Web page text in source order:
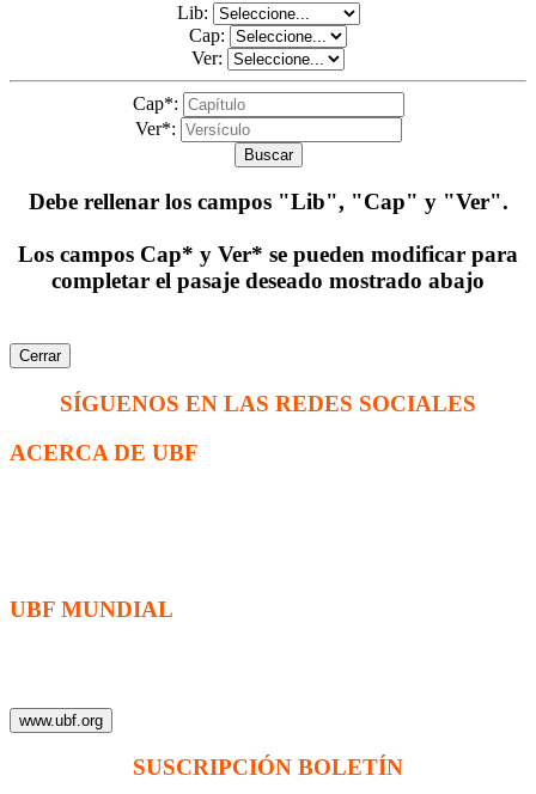
Lib:
Cap:
Ver:
Cap*:
Ver*:
Buscar
Debe rellenar los campos "Lib", "Cap" y "Ver".
Los campos Cap* y Ver* se pueden modificar para
completar el pasaje deseado mostrado abajo
Cerrar
SÍGUENOS EN LAS REDES SOCIALES
ACERCA DE UBF
UBF MUNDIAL
www.ubf.org
SUSCRIPCIÓN BOLETÍN